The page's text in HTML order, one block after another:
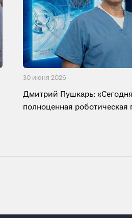
30 июня 2026
Дмитрий Пушкарь:
полноценная роботическая